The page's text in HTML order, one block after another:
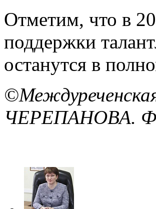
Отметим, что в
поддержки
останутся в
ЧЕРЕПАНОВА.